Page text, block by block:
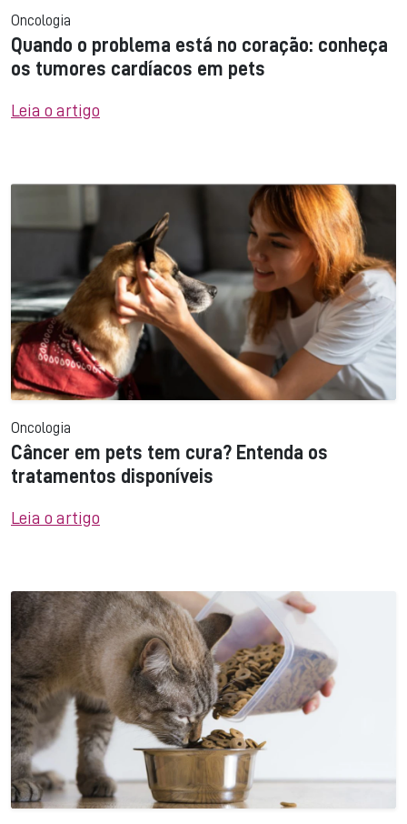
Oncologia
Quando o problema está no coração: conheça
os tumores cardíacos em pets
Leia o artigo
Oncologia
Câncer em pets tem cura? Entenda os
tratamentos disponíveis
Leia o artigo